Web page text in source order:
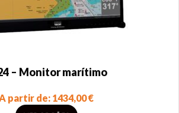
– Monitor marítimo
partir de: 1434,00€